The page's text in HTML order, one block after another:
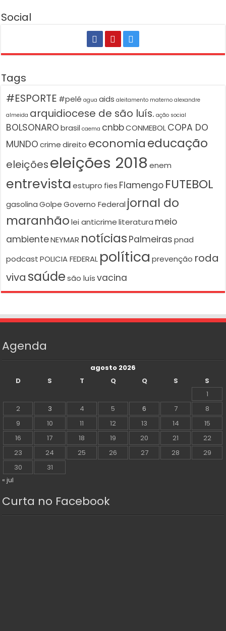
Social
Tags
#ESPORTE #pelé agua aids aleitamento materno alexandre
almeida arquidiocese de são luís. ação social
BOLSONARO brasil caema cnbbCONMEBOLCOPA DO
MUNDO crime direito economiaeducação
eleiçõeseleições 2018 enem
entrevista estupro fies Flamengo FUTEBOL
gasolina Golpe Governo Federal jornal do
maranhão lei anticrime literatura meio
ambienteNEYMAR notícias Palmeiras pnad
podcast POLICIA FEDERAL política prevenção roda
viva saúde são luís vacina
Agenda
agosto 2026
D
S T Q Q S
S
1
2
3 4 5 6 7
8
9
10 11 12 13 14
15
16
17 18 19 20 21
22
23
24 25 26 27 28
29
30
31
« jul
Curta no Facebook